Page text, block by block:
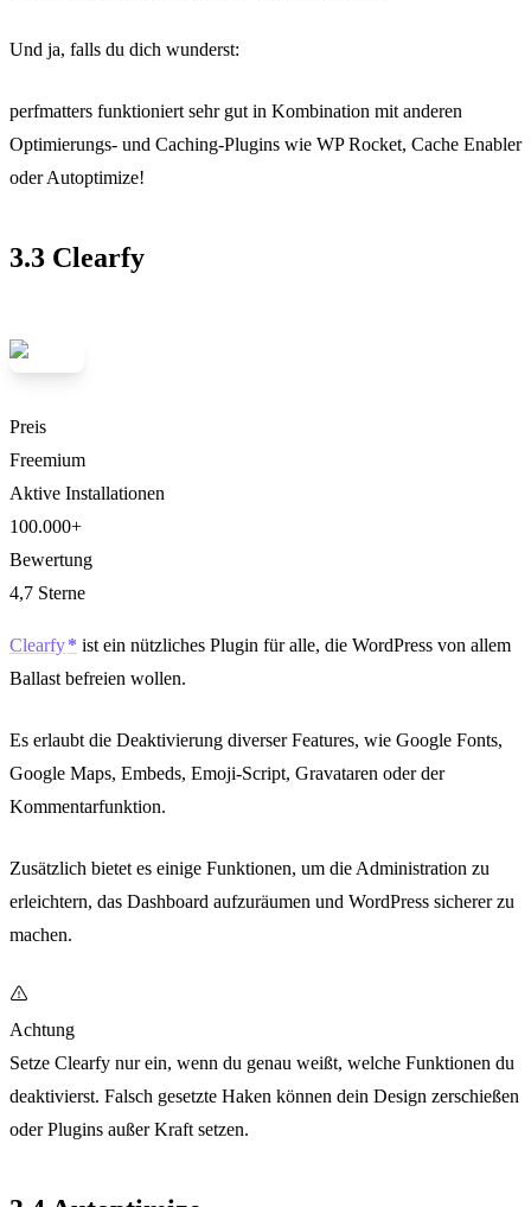
Und ja, falls du dich wunderst:
perfmatters funktioniert sehr gut in Kombination mit anderen
Optimierungs- und Caching-Plugins wie WP Rocket, Cache Enabler
oder Autoptimize!
3.3 Clearfy
Preis
Freemium
Aktive Installationen
100.000+
Bewertung
4,7 Sterne
Clearfy
ist ein nützliches Plugin für alle, die WordPress von allem
Ballast befreien wollen.
Es erlaubt die Deaktivierung diverser Features, wie Google Fonts,
Google Maps, Embeds, Emoji-Script, Gravataren oder der
Kommentarfunktion.
Zusätzlich bietet es einige Funktionen, um die Administration zu
erleichtern, das Dashboard aufzuräumen und WordPress sicherer zu
machen.
Achtung
Setze Clearfy nur ein, wenn du genau weißt, welche Funktionen du
deaktivierst. Falsch gesetzte Haken können dein Design zerschießen
oder Plugins außer Kraft setzen.